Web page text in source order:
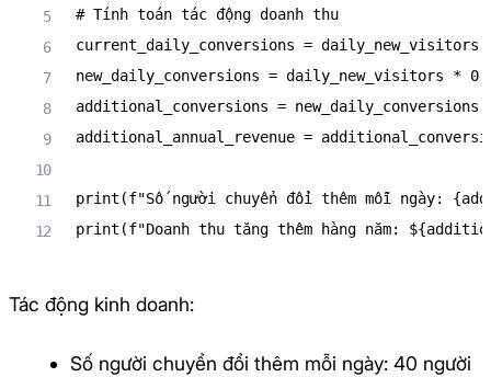
# Tính toán tác động doanh thu
current_daily_conversions = daily_new_visitors
new_daily_conversions = daily_new_visitors *
additional_conversions = new_daily_conversions
additional_annual_revenue =
print (f"Số người chuyển đổi thêm mỗi ngày: {
print (f"Doanh thu tăng thêm hàng năm: ${
Tác động kinh doanh:
Số người chuyển đổi thêm mỗi ngày: 40 người